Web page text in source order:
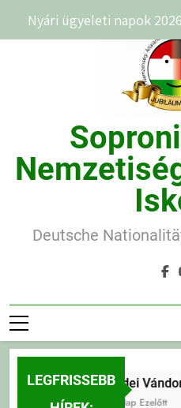
Deutsche
LEGFRISSEBBErdei
3 Nap Ezelőtt
Nyári ügyeleti napok